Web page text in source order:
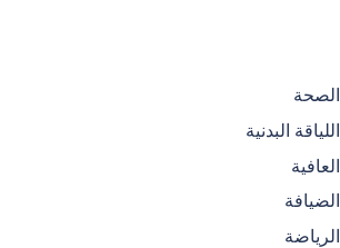
الصحة
اللياقة البدنية
العافية
الضيافة
الرياضة